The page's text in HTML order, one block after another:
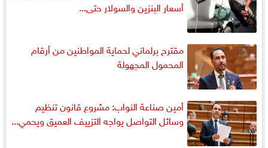
أسعار البنزين والسولار حتى...
مقترح برلماني لحماية المواطنين من أرقام
المحمول المجهولة
أمين صناعة النواب: مشروع قانون تنظيم
وسائل التواصل يواجه التزييف العميق ويحمي...